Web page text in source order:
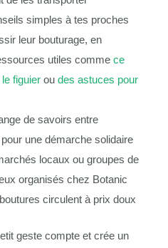
simples à tes proches
leur bouturage, en
utiles comme ce
figuier ou des astuces pour
de savoirs entre
une démarche solidaire
locaux ou groupes de
organisés chez Botanic
circulent à prix doux
geste compte et crée un